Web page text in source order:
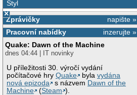
Styl
×
napište »
Zprávičky
inzerujte »
Pracovní nabídky
Quake: Dawn of the Machine
dnes 04:44 | IT novinky
U příležitosti 30. výročí vydání
počítačové hryQuake bylavydána
nová epizoda
s názvem Dawn of the
Machine
(Steam ).